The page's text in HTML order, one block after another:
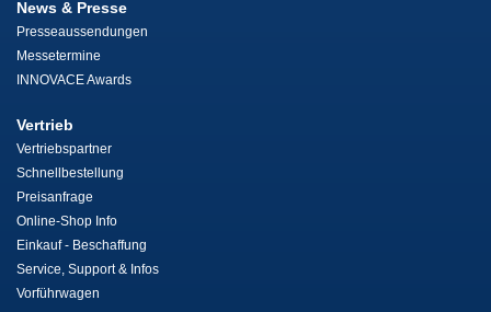
News & Presse
Presseaussendungen
Messetermine
INNOVACE Awards
Vertrieb
Vertriebspartner
Schnellbestellung
Preisanfrage
Online-Shop Info
Einkauf - Beschaffung
Service, Support & Infos
Vorführwagen